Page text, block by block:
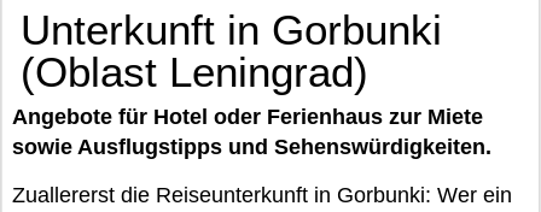
Unterkunft in Gorbunki
(Oblast Leningrad)
Angebote für Hotel oder Ferienhaus zur Miete
sowie Ausflugstipps und Sehenswürdigkeiten.
Zuallererst die Reiseunterkunft in Gorbunki: Wer ein